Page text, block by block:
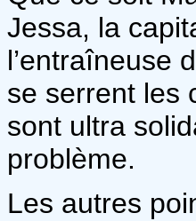
Jessa, la
l’entraîneuse
se serrent les
sont ultra
problème.
Les autres